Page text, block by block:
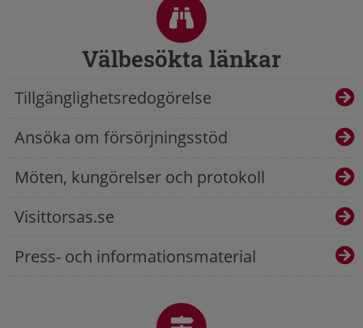
Välbesökta länkar
Tillgänglighetsredogörelse
Ansöka om försörjningsstöd
Möten, kungörelser och protokoll
Visittorsas.se
Press- och informationsmaterial